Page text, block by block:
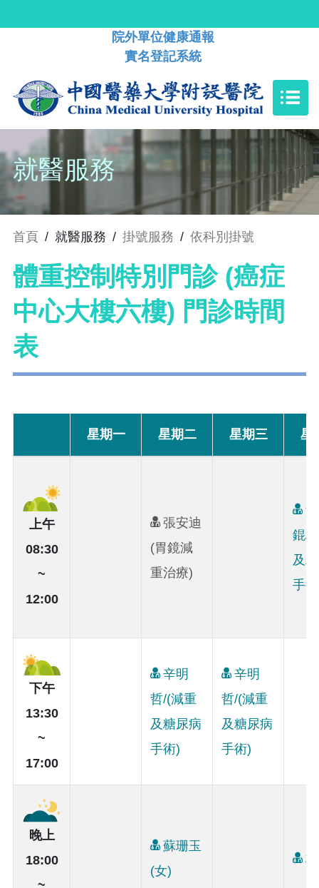
院外單位健康通報
實名登記系統
就醫服務
首頁 / 就醫服務 / 掛號服務 / 依科別掛號
體重控制特別門診 (癌症
中心大樓六樓) 門診時間
表
星期一 星期二 星期三 星
上午
08:30
~
12:00
張安迪
(胃鏡減
重治療)
錕/(
及
手
下午
13:30
~
17:00
辛明
哲/(減重
及糖尿病
手術)
辛明
哲/(減重
及糖尿病
手術)
晚上
18:00
蘇珊玉
(女)